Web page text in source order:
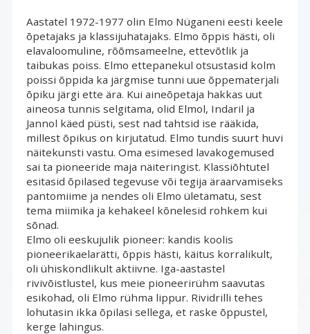
Aastatel 1972-1977 olin Elmo Nüganeni eesti keele
õpetajaks ja klassijuhatajaks. Elmo õppis hästi, oli
elavaloomuline, rõõmsameelne, ettevõtlik ja
taibukas poiss. Elmo ettepanekul otsustasid kolm
poissi õppida ka järgmise tunni uue õppematerjali
õpiku järgi ette ära. Kui aineõpetaja hakkas uut
aineosa tunnis selgitama, olid Elmol, Indaril ja
Jannol käed püsti, sest nad tahtsid ise rääkida,
millest õpikus on kirjutatud. Elmo tundis suurt huvi
näitekunsti vastu. Oma esimesed lavakogemused
sai ta pioneeride maja näiteringist. Klassiõhtutel
esitasid õpilased tegevuse või tegija äraarvamiseks
pantomiime ja nendes oli Elmo ületamatu, sest
tema miimika ja kehakeel kõnelesid rohkem kui
sõnad.
Elmo oli eeskujulik pioneer: kandis koolis
pioneerikaelarätti, õppis hästi, käitus korralikult,
oli ühiskondlikult aktiivne. Iga-aastastel
rivivõistlustel, kus meie pioneerirühm saavutas
esikohad, oli Elmo rühma lippur. Rividrilli tehes
lohutasin ikka õpilasi sellega, et raske õppustel,
kerge lahingus.